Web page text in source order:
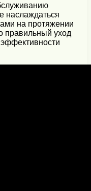
наслаждаться
на протяжении
правильный уход
эффективности